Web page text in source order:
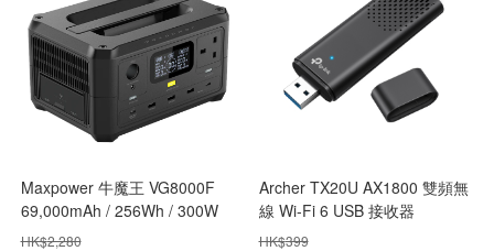
Maxpower 牛魔王 VG8000F
69,000mAh / 256Wh / 300W
流動 AC 電源
HK$2,280
Archer TX20U AX1800 雙頻無
線 Wi-Fi 6 USB 接收器
HK$399